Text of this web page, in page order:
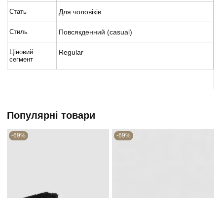
Стать Для чоловіків
Стиль Повсякденний (casual)
Ціновий
сегмент
Regular
Популярні товари
-69% -69%